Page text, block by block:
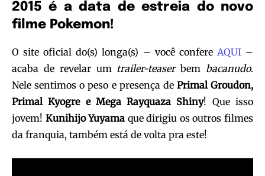
2015 é a data de estreia do novo
filme Pokemon!
O site oficial do(s) longa(s) – você confere AQUI –
acaba de revelar um trailer-teaserbem bacanudo.
Nele sentimos o peso e presença de Primal Groudon,
Primal Kyogre e Mega Rayquaza Shiny! Que isso
jovem! Kunihijo Yuyama que dirigiu os outros filmes
da franquia, também está de volta pra este!